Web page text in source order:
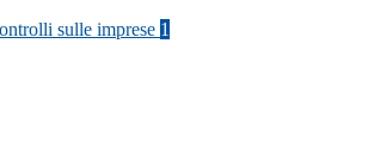
sulle imprese 1